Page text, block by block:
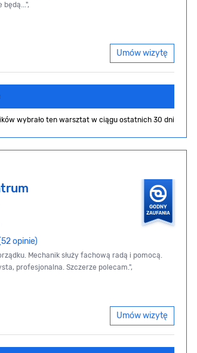
Umów wizytę
wybrało ten warsztat w ciągu ostatnich 30 dni
opinie)
Mechanik służy fachową radą i pomocą.
profesjonalna. Szczerze polecam.",
Umów wizytę